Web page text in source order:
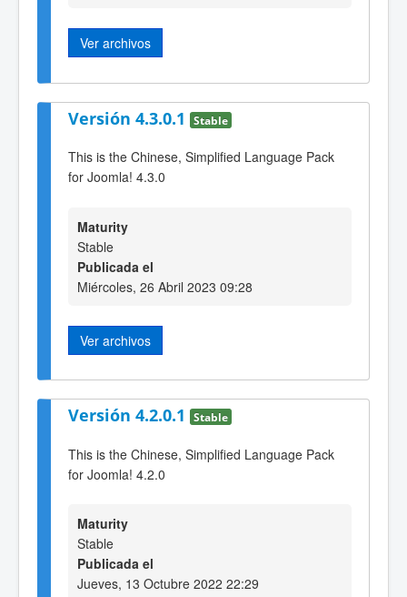
Ver archivos
Versión 4.3.0.1 Stable
This is the Chinese, Simplified Language Pack
for Joomla! 4.3.0
Maturity
Stable
Publicada el
Miércoles, 26 Abril 2023 09:28
Ver archivos
Versión 4.2.0.1 Stable
This is the Chinese, Simplified Language Pack
for Joomla! 4.2.0
Maturity
Stable
Publicada el
Jueves, 13 Octubre 2022 22:29